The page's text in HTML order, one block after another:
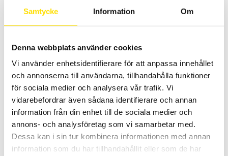
Samtycke Information Om
Denna webbplats använder cookies
Vi använder enhetsidentifierare för att anpassa innehållet
och annonserna till användarna, tillhandahålla funktioner
för sociala medier och analysera vår trafik. Vi
vidarebefordrar även sådana identifierare och annan
information från din enhet till de sociala medier och
annons- och analysföretag som vi samarbetar med.
Dessa kan i sin tur kombinera informationen med annan
information som du har tillhandahållit eller som de har
CA6292 µ-ohmmätare 200 A
200 A µ-ohm mätare för industribruk med upp till 0,1 µΩ upplösning.
130,900.00kr LÄS MER